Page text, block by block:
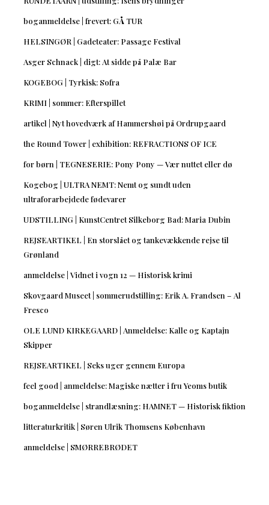
boganmeldelse | frevert: GÅ TUR
HELSINGØR | Gadeteater: Passage Festival
Asger Schnack | digt: At sidde på Palæ Bar
KOGEBOG | Tyrkisk: Sofra
KRIMI | sommer: Efterspillet
artikel | Nyt hovedværk af Hammershøi på Ordrupgaard
the Round Tower | exhibition: REFRACTIONS OF ICE
for børn | TEGNESERIE: Pony Pony — Vær nuttet eller dø
Kogebog | ULTRA NEMT: Nemt og sundt uden
ultraforarbejdede fødevarer
UDSTILLING | KunstCentret Silkeborg Bad: Maria Dubin
REJSEARTIKEL | En storslået og tankevækkende rejse til
Grønland
anmeldelse | Vidnet i vogn 12 — Historisk krimi
Skovgaard Museet | sommerudstilling: Erik A. Frandsen – Al
Fresco
OLE LUND KIRKEGAARD | Anmeldelse: Kalle og Kaptajn
Skipper
REJSEARTIKEL | Seks uger gennem Europa
feel good | anmeldelse: Magiske nætter i fru Yeoms butik
boganmeldelse | strandlæsning: HAMNET — Historisk fiktion
litteraturkritik | Søren Ulrik Thomsens København
anmeldelse | SMØRREBRØDET